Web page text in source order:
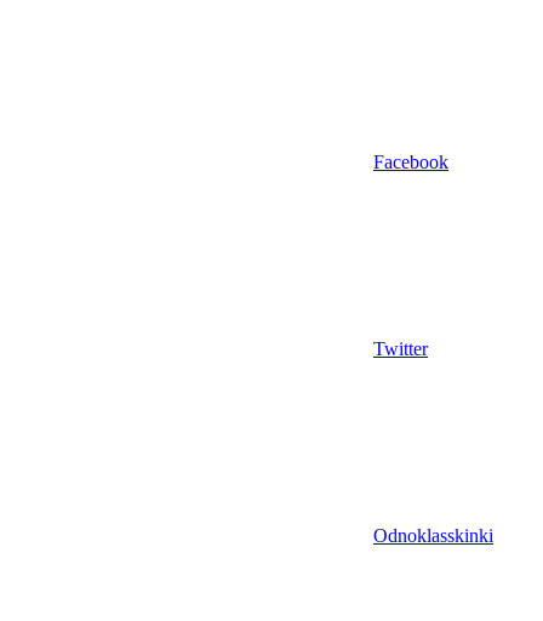
Facebook
Twitter
Odnoklasskinki